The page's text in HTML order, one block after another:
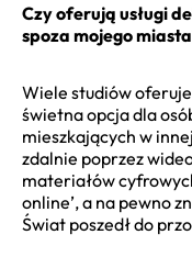
Czy oferują usługi
spoza mojego
Wiele studiów
świetna opcja dla
mieszkających w
zdalnie poprzez
materiałów
online’, a na pewno
Świat poszedł do